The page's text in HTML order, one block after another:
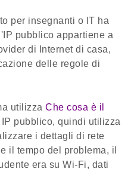
per insegnanti o IT ha
pubblico appartiene a
di Internet di casa,
delle regole di
utilizza Che cosa è il
pubblico, quindi utilizza
i dettagli di rete
il tempo del problema, il
era su Wi-Fi, dati